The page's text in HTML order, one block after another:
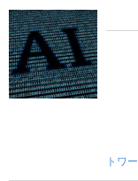
トワ